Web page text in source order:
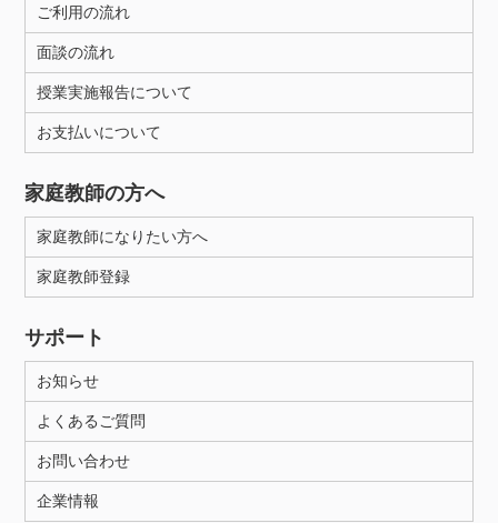
ご利用の流れ
面談の流れ
授業実施報告について
お支払いについて
家庭教師の方へ
家庭教師になりたい方へ
家庭教師登録
サポート
お知らせ
よくあるご質問
お問い合わせ
企業情報